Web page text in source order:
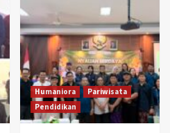
Humaniora
Pariwisata
Pendidikan